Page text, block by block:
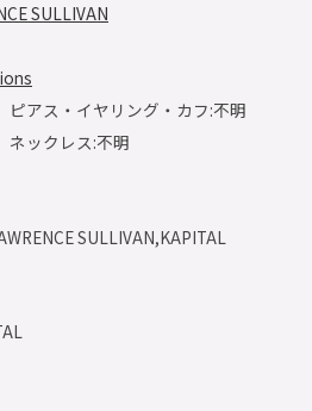
SULLIVAN
ピアス・イヤリング・カフ:不明
ネックレス:不明
SULLIVAN,KAPITAL